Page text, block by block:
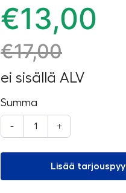
€13,00
€17,00
ei sisällä ALV
Summa
- +
Lisää